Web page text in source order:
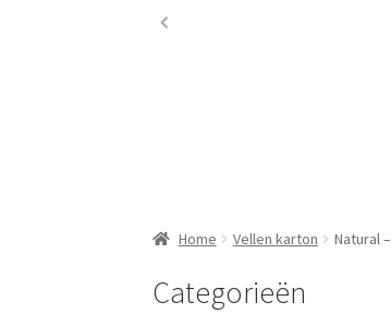
Home Vellen karton Natural
Categorieën